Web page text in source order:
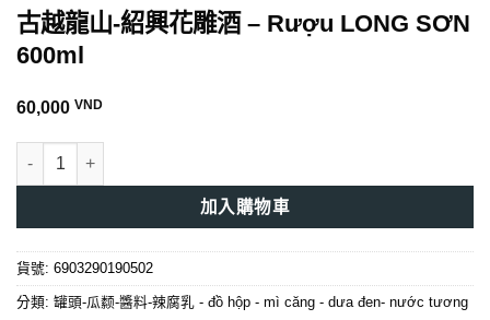
古越龍山-紹興花雕酒 – Rượu LONG SƠN
600ml
60,000 VND
古越龍山-紹興花雕酒 - Rượu LONG SƠN 600ml 數量
加入購物車
貨號: 6903290190502
分類: 罐頭-瓜颣-醬料-辣腐乳 - đồ hộp - mì căng - dưa đen- nước tương